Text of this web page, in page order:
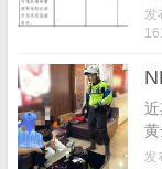
发
发